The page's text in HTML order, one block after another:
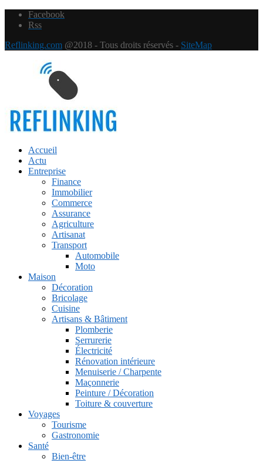
Facebook
Rss
Reflinking.com @2018 - Tous droits réservés - SiteMap
Accueil
Actu
Entreprise
Finance
Immobilier
Commerce
Assurance
Agriculture
Artisanat
Transport
Automobile
Moto
Maison
Décoration
Bricolage
Cuisine
Artisans & Bâtiment
Plomberie
Serrurerie
Électricité
Rénovation intérieure
Menuiserie / Charpente
Maçonnerie
Peinture / Décoration
Toiture & couverture
Voyages
Tourisme
Gastronomie
Santé
Bien-être